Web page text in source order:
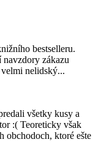
bestselleru.
zákazu
nelidský...
všetky kusy a
:( Teoreticky však
obchodoch, ktoré ešte